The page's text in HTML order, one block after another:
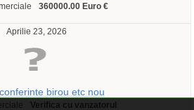
360000.00 Euro €
Aprilie 23, 2026
birou etc nou
Verifica cu vanzatorul